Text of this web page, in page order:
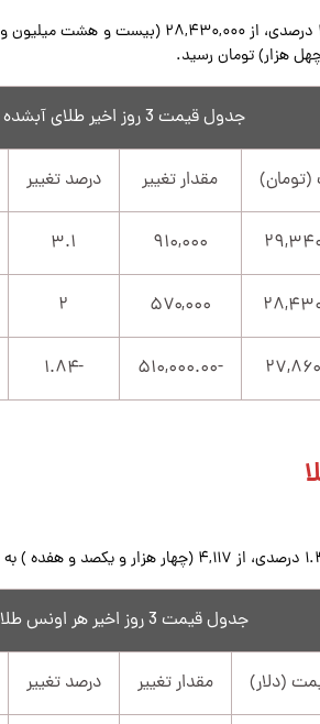
هزار) تومان رسید.
جدول قیمت 3 روز اخیر طلای آبشده
مقدار تغییر درصد تغییر
۹۱۰,۰۰۰ ۳.۱
۵۷۰,۰۰۰ ۲
-۵۱۰,۰۰۰.۰۰ -۱.۸۴
جدول قیمت 3 روز اخیر هر اونس طلا
(دلار) مقدار تغییر درصد تغییر